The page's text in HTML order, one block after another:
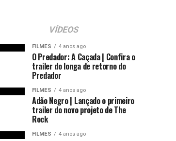
VÍDEOS
FILMES 4 anos ago
O Predador: A Caçada | Confira o
trailer do longa de retorno do
Predador
FILMES 4 anos ago
Adão Negro | Lançado o primeiro
trailer do novo projeto de The
Rock
FILMES 4 anos ago